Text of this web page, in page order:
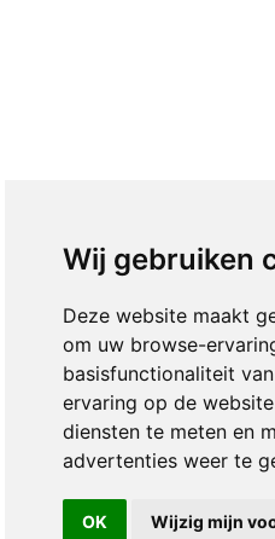
Wij gebruiken
Deze website maakt
om uw browse-
basisfunctionaliteit
ervaring op de
diensten te meten en
advertenties weer te
OK Wijzig mijn